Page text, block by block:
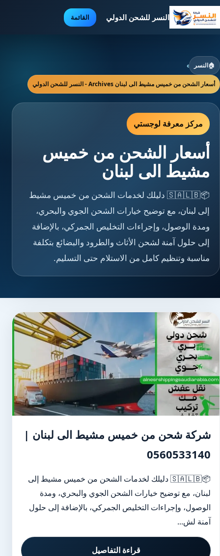
النسر للشحن الدولي القائمة
🏠النسر ›
أسعار الشحن من خميس مشيط الى لبنان Archives - النسر للشحن الدولي
مركز معرفة لوجستي
أسعار الشحن من خميس
مشيط الى لبنان
📦🇸🇦🇱🇧 دليلك لخدمات الشحن من خميس مشيط
إلى لبنان، مع توضيح خيارات الشحن الجوي والبحري،
ومدة الوصول، وإجراءات التخليص الجمركي، بالإضافة
إلى حلول آمنة لشحن الأثاث والطرود والبضائع بتكلفة
مناسبة وتنظيم كامل من الاستلام حتى التسليم.
شركة شحن من خميس مشيط الى لبنان |
0560533140
📦🇸🇦🇱🇧 دليلك لخدمات الشحن من خميس مشيط إلى
لبنان، مع توضيح خيارات الشحن الجوي والبحري، ومدة
الوصول، وإجراءات التخليص الجمركي، بالإضافة إلى حلول
آمنة لش...
قراءة التفاصيل